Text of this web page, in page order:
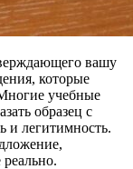
вашу
которые
учебные
образец с
и легитимность.